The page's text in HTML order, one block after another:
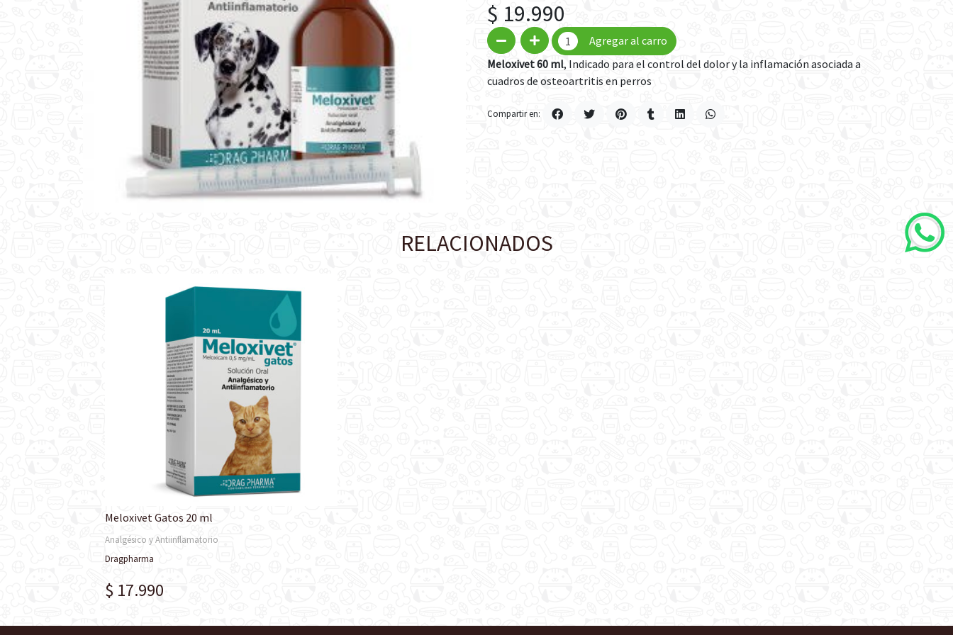
$ 19.990
Agregar al carro
Meloxivet 60 ml, Indicado para el control del dolor y la inflamación asociada a
cuadros de osteoartritis en perros
Compartir en:
RELACIONADOS
Meloxivet Gatos 20 ml
Analgésico y Antiinflamatorio
Dragpharma
$ 17.990